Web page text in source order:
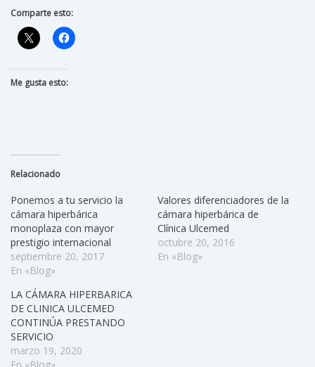
Comparte esto:
Me gusta esto:
Relacionado
Ponemos a tu servicio la
cámara hiperbárica
monoplaza con mayor
prestigio internacional
septiembre 20, 2017
En «Blog»
Valores diferenciadores de la
cámara hiperbárica de
Clínica Ulcemed
octubre 20, 2016
En «Blog»
LA CÁMARA HIPERBARICA
DE CLINICA ULCEMED
CONTINÚA PRESTANDO
SERVICIO
marzo 19, 2020
En «Blog»